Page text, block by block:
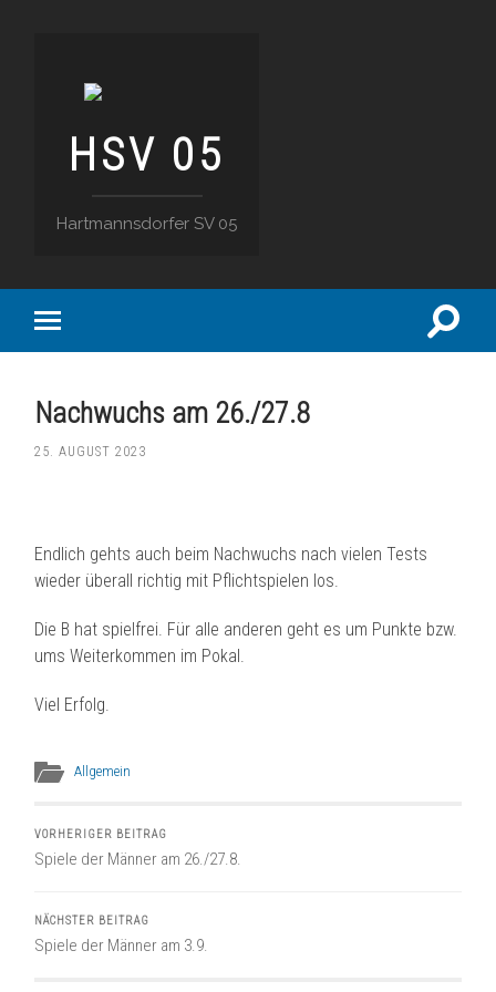
HSV 05
Hartmannsdorfer SV 05
Mobile-
Menü
Nachwuchs am 26./27.8
25. AUGUST 2023
Endlich gehts auch beim Nachwuchs nach vielen Tests
wieder überall richtig mit Pflichtspielen los.
Die B hat spielfrei. Für alle anderen geht es um Punkte bzw.
ums Weiterkommen im Pokal.
Viel Erfolg.
Allgemein
VORHERIGER BEITRAG
Spiele der Männer am 26./27.8.
NÄCHSTER BEITRAG
Spiele der Männer am 3.9.